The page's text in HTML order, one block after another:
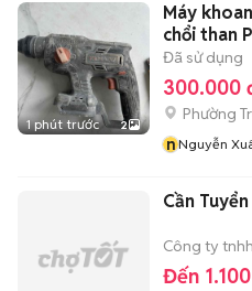
1 phút trước 2
Máy
chổi than
Đã sử dụng
300.000
Phường
nNguyễn
Cần
Công ty
Đến